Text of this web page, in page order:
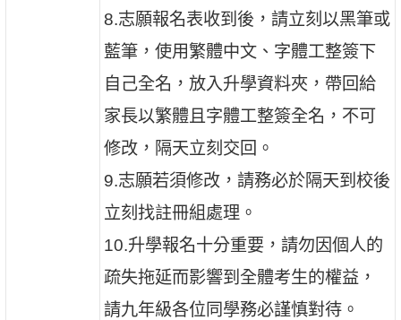
8.志願報名表收到後，請立刻以黑筆或
藍筆，使用繁體中文、字體工整簽下
自己全名，放入升學資料夾，帶回給
家長以繁體且字體工整簽全名，不可
修改，隔天立刻交回。
9.志願若須修改，請務必於隔天到校後
立刻找註冊組處理。
10.升學報名十分重要，請勿因個人的
疏失拖延而影響到全體考生的權益，
請九年級各位同學務必謹慎對待。